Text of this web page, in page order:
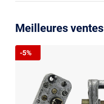
Meilleures ventes
-5%